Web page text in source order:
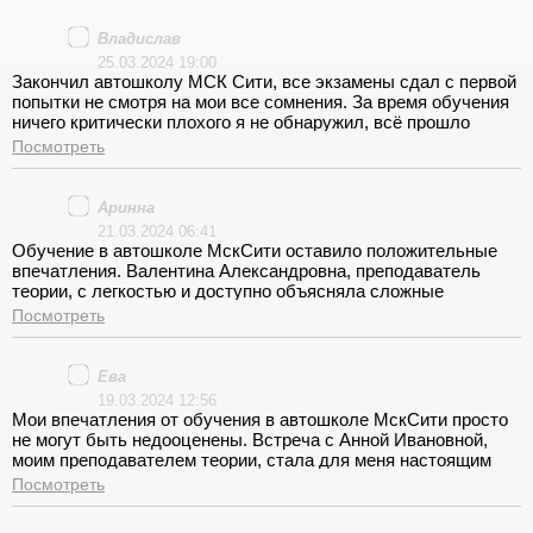
мой уровень понимания, всегда готовы помочь и сделать
уроки интересными.
Владислав
25.03.2024 19:00
Закончил автошколу МСК Сити, все экзамены сдал с первой
попытки не смотря на мои все сомнения. За время обучения
ничего критически плохого я не обнаружил, всё прошло
достаточно ожидаемо без всяких там подвохов
Посмотреть
Аринна
21.03.2024 06:41
Обучение в автошколе МскСити оставило положительные
впечатления. Валентина Александровна, преподаватель
теории, с легкостью и доступно объясняла сложные
моменты. Ее уроки были насыщенными и интересными.
<br>С вождением меня ознакомил Сергей Иванович. Его
МскСити - это место, где вас подготовят к ответственной
роли на дороге.
Посмотреть
Ева
19.03.2024 12:56
Мои впечатления от обучения в автошколе МскСити просто
не могут быть недооценены. Встреча с Анной Ивановной,
моим преподавателем теории, стала для меня настоящим
открытием мира дорожных правил. Ее объяснения были не
просто информативными, но и увлекательными. Я
Посмотреть